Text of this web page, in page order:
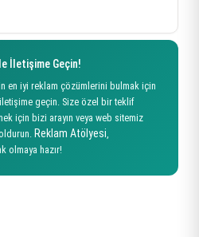
İletişime Geçin!
en iyi reklam çözümlerini bulmak için
geçin. Size özel bir teklif
için bizi arayın veya web sitemiz
Reklam Atölyesi,
olmaya hazır!